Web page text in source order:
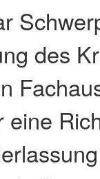
des
eine